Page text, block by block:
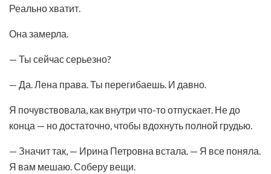
Реально хватит.
Она замерла.
— Ты сейчас серьезно?
— Да. Лена права. Ты перегибаешь. И давно.
Я почувствовала, как внутри что-то отпускает. Не до
конца — но достаточно, чтобы вдохнуть полной грудью.
— Значит так, — Ирина Петровна встала. — Я все поняла.
Я вам мешаю. Соберу вещи.